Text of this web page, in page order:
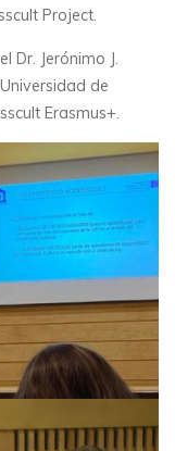
Project.
Jerónimo J.
de
Erasmus+.